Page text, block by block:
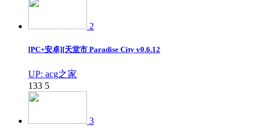
2
[PC+安卓][天堂市 Paradise City v0.6.12
UP: acg之家
133 5
3